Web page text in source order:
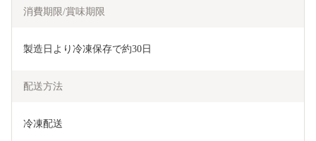
消費期限/賞味期限
製造日より冷凍保存で約30日
配送方法
冷凍配送